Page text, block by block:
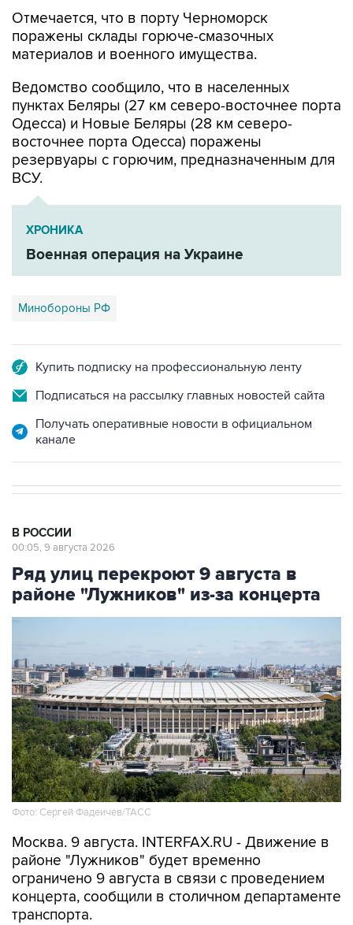
Отмечается, что в порту Черноморск
поражены склады горюче-смазочных
материалов и военного имущества.
Ведомство сообщило, что в населенных
пунктах Беляры (27 км северо-восточнее порта
Одесса) и Новые Беляры (28 км северо-
восточнее порта Одесса) поражены
резервуары с горючим, предназначенным для
ВСУ.
ХРОНИКА
Военная операция на Украине
Минобороны РФ
Купить подписку на профессиональную ленту
Подписаться на рассылку главных новостей сайта
Получать оперативные новости в официальном
канале
В РОССИИ
00:05, 9 августа 2026
Ряд улиц перекроют 9 августа в
районе "Лужников" из-за концерта
Фото: Сергей Фадеичев/ТАСС
Москва. 9 августа. INTERFAX.RU - Движение в
районе "Лужников" будет временно
ограничено 9 августа в связи с проведением
концерта, сообщили в столичном департаменте
транспорта.